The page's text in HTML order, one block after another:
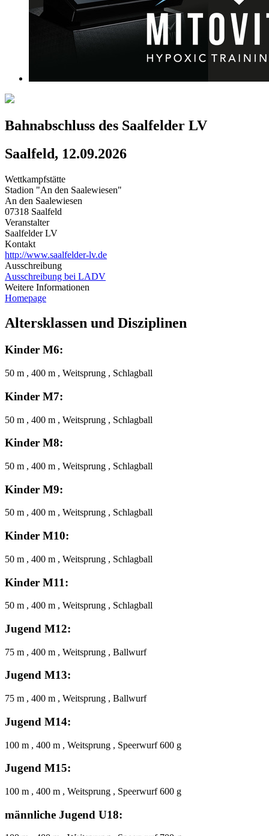
Bahnabschluss des Saalfelder LV
Saalfeld, 12.09.2026
Wettkampfstätte
Stadion "An den Saalewiesen"
An den Saalewiesen
07318 Saalfeld
Veranstalter
Saalfelder LV
Kontakt
http://www.saalfelder-lv.de
Ausschreibung
Ausschreibung bei LADV
Weitere Informationen
Homepage
Altersklassen und Disziplinen
Kinder M6:
50 m , 400 m , Weitsprung , Schlagball
Kinder M7:
50 m , 400 m , Weitsprung , Schlagball
Kinder M8:
50 m , 400 m , Weitsprung , Schlagball
Kinder M9:
50 m , 400 m , Weitsprung , Schlagball
Kinder M10:
50 m , 400 m , Weitsprung , Schlagball
Kinder M11:
50 m , 400 m , Weitsprung , Schlagball
Jugend M12:
75 m , 400 m , Weitsprung , Ballwurf
Jugend M13:
75 m , 400 m , Weitsprung , Ballwurf
Jugend M14:
100 m , 400 m , Weitsprung , Speerwurf 600 g
Jugend M15:
100 m , 400 m , Weitsprung , Speerwurf 600 g
männliche Jugend U18: